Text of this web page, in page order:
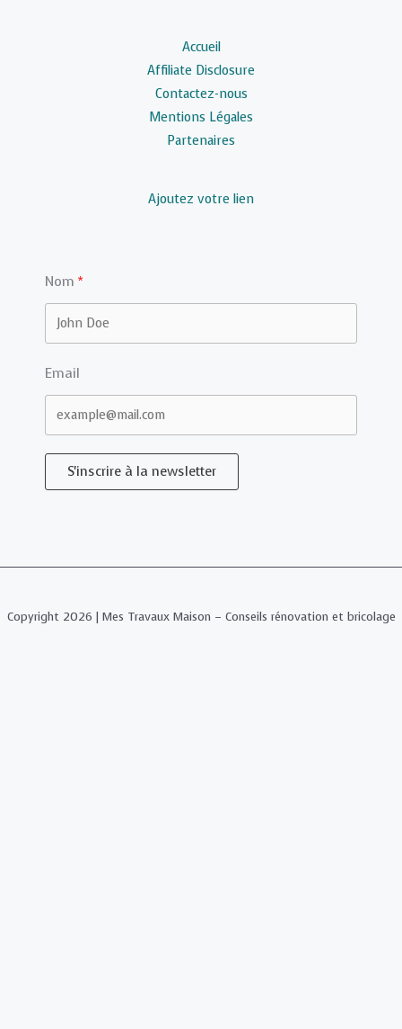
Accueil
Affiliate Disclosure
Contactez-nous
Mentions Légales
Partenaires
Ajoutez votre lien
Nom
Email
S'inscrire à la newsletter
Copyright 2026 | Mes Travaux Maison – Conseils rénovation et bricolage